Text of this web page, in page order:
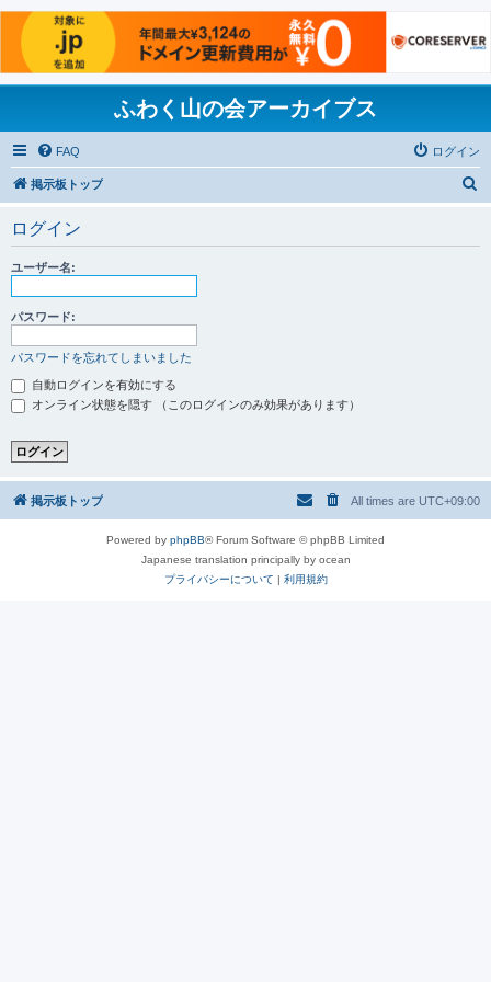
ふわく山の会アーカイブス
FAQ ログイン
掲示板トップ
ログイン
ユーザー名:
パスワード:
パスワードを忘れてしまいました
自動ログインを有効にする
オンライン状態を隠す （このログインのみ効果があります）
掲示板トップ All times are UTC+09:00
Powered by phpBB® Forum Software © phpBB Limited
Japanese translation principally by ocean
プライバシーについて | 利用規約